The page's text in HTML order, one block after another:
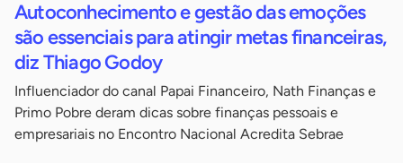
Autoconhecimento e gestão das emoções
são essenciais para atingir metas financeiras,
diz Thiago Godoy
Influenciador do canal Papai Financeiro, Nath Finanças e
Primo Pobre deram dicas sobre finanças pessoais e
empresariais no Encontro Nacional Acredita Sebrae